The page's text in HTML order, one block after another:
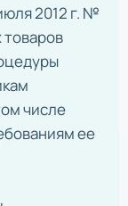
2012 г. №
товаров
числе
ее